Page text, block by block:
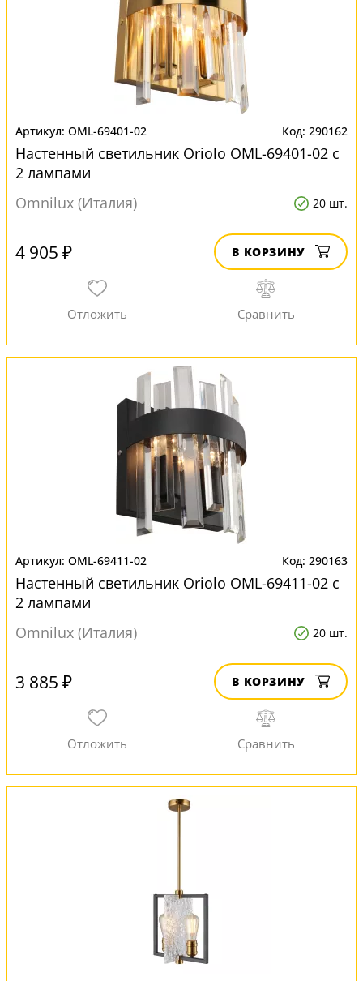
OML-69401-02 290162
Настенный светильник Oriolo OML-69401-02 с
2 лампами
Omnilux (Италия)
20 шт.
4 905 ₽ В КОРЗИНУ
OML-69411-02 290163
Настенный светильник Oriolo OML-69411-02 с
2 лампами
Omnilux (Италия)
20 шт.
3 885 ₽ В КОРЗИНУ